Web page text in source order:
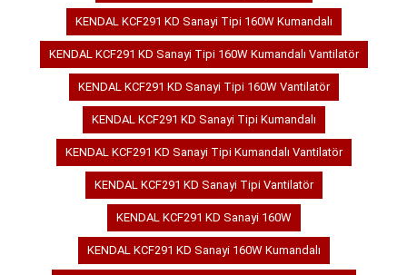
KENDAL KCF291 KD Sanayi Tipi 160W Kumandalı
KENDAL KCF291 KD Sanayi Tipi 160W Kumandalı Vantilatör
KENDAL KCF291 KD Sanayi Tipi 160W Vantilatör
KENDAL KCF291 KD Sanayi Tipi Kumandalı
KENDAL KCF291 KD Sanayi Tipi Kumandalı Vantilatör
KENDAL KCF291 KD Sanayi Tipi Vantilatör
KENDAL KCF291 KD Sanayi 160W
KENDAL KCF291 KD Sanayi 160W Kumandalı